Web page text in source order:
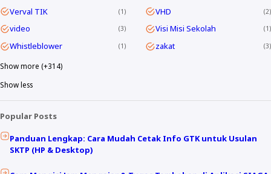
Verval TIK 1 VHD 2
video 3 Visi Misi Sekolah 1
Whistleblower 1 zakat 3
Show more (+314)
Show less
Popular Posts
Panduan Lengkap: Cara Mudah Cetak Info GTK untuk Usulan
SKTP (HP & Desktop)